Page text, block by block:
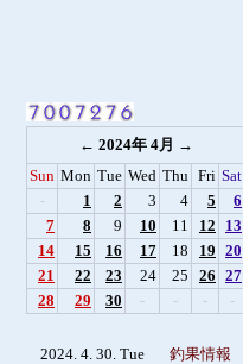
← 2024年 4月 →
Sun Mon Tue Wed Thu Fri Sat
-
1 2 3 4 5
6
7
8 9 10 11 12
13
14
15 16 17 18 19 20
21
22 23 24 25 26 27
28
29 30 - - - -
2024. 4. 30. Tue
釣果情報